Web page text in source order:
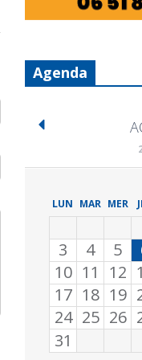
Agenda
LUN MAR MER
3
4 5
10 11 12
17 18 19
24 25 26
31